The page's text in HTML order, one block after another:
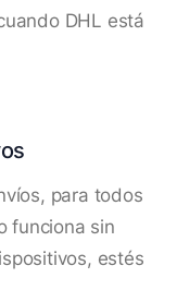
DHL está
para todos
funciona sin
estés